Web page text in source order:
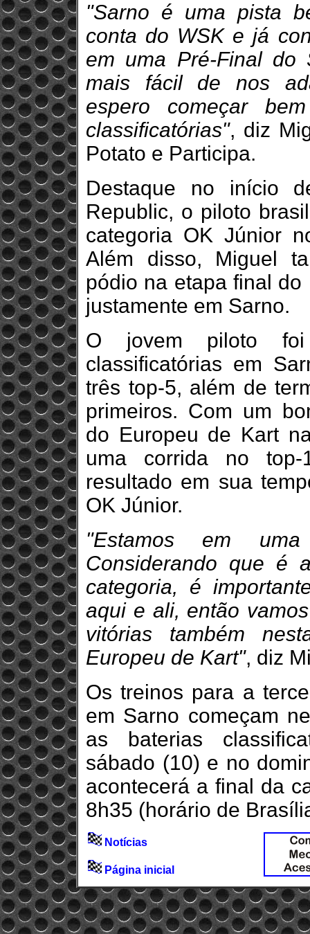
"Sarno é uma pista
conta do WSK e já
em uma Pré-Final do
mais fácil de nos
espero começar
classificatórias", diz
Potato e Participa.
Destaque no início
Republic, o piloto
categoria OK Júnior
Além disso, Miguel
pódio na etapa final
justamente em Sarno.
O jovem piloto foi
classificatórias em
três top-5, além de
primeiros. Com um
do Europeu de Kart
uma corrida no
resultado em sua
OK Júnior.
"Estamos em
Considerando que é
categoria, é
aqui e ali, então
vitórias também
Europeu de Kart", diz
Os treinos para a
em Sarno começam
as baterias
sábado (10) e no
acontecerá a final da
8h35 (horário de
Notícias
Página inicial